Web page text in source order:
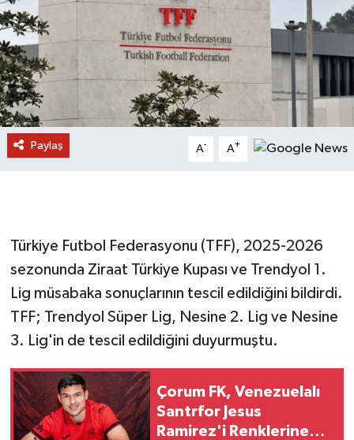
Paylaş A- A+
Türkiye Futbol Federasyonu (TFF), 2025-2026
sezonunda Ziraat Türkiye Kupası ve Trendyol 1.
Lig müsabaka sonuçlarının tescil edildiğini bildirdi.
TFF; Trendyol Süper Lig, Nesine 2. Lig ve Nesine
3. Lig'in de tescil edildiğini duyurmuştu.
Çorum FK, Venezuelalı
Santrfor Jesus
Ramirez'i Renklerine